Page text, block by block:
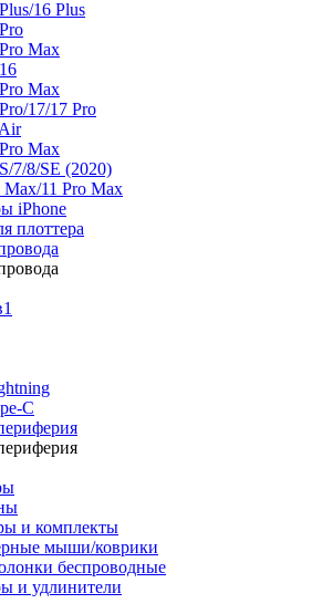
16 Plus
Max
Max
17/17 Pro
Max
7/8/SE (2020)
Max/11 Pro Max
iPhone
плоттера
C
и комплекты
мыши/коврики
беспроводные
и удлинители